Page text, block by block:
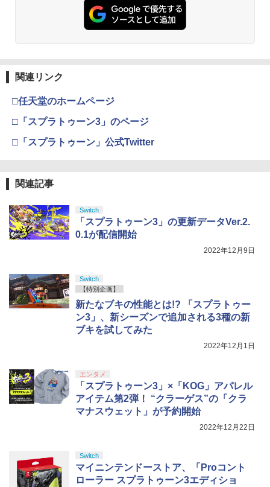
関連リンク
□任天堂のホームページ
□「スプラトゥーン3」のページ
□「スプラトゥーン」公式Twitter
関連記事
Switch
「スプラトゥーン3」の更新データVer.2.
0.1が配信開始
2022年12月9日
Switch
【特別企画】
新たなブキの性能とは!? 「スプラトゥー
ン3」、新シーズンで追加される3種の新
ブキを試してみた
2022年12月1日
エンタメ
「スプラトゥーン3」×「KOG」アパレル
アイテム第2弾！ “クラーゲス”の「クラ
マナスウェット」が予約開始
2022年12月22日
Switch
マイニンテンドーストア、「Proコント
ローラー スプラトゥーン3エディショ